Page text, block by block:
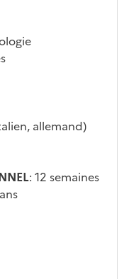
allemand)
: 12 semaines